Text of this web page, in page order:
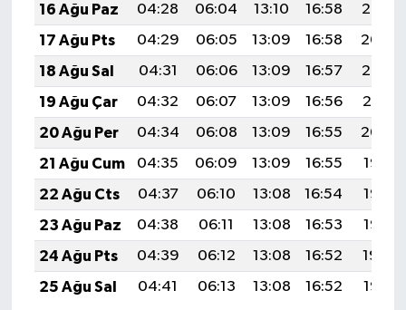
16 Ağu Paz
04:28 06:04 13:10 16:58
20:05
17 Ağu Pts
04:29 06:05 13:09 16:58
20:04
18 Ağu Sal
04:31 06:06 13:09 16:57
20:02
19 Ağu Çar
04:32 06:07 13:09 16:56
20:01
20 Ağu Per
04:34 06:08 13:09 16:55
20:00
21 Ağu Cum
04:35 06:09 13:09 16:55
19:58
22 Ağu Cts
04:37 06:10 13:08 16:54
19:57
23 Ağu Paz
04:38 06:11 13:08 16:53
19:55
24 Ağu Pts
04:39 06:12 13:08 16:52
19:54
25 Ağu Sal
04:41 06:13 13:08 16:52 19:52